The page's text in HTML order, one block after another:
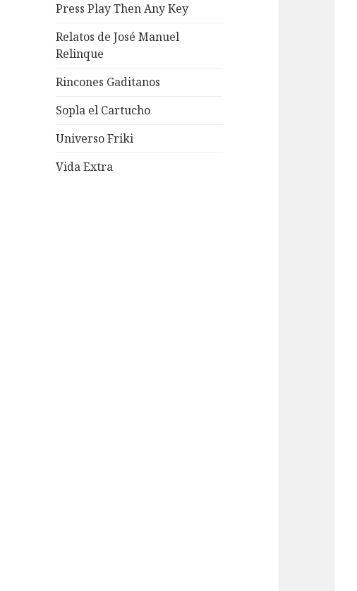
Press Play Then Any Key
Relatos de José Manuel
Relinque
Rincones Gaditanos
Sopla el Cartucho
Universo Friki
Vida Extra